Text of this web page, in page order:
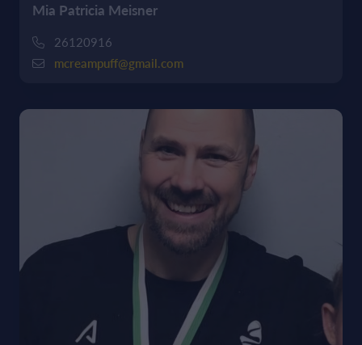
Mia Patricia Meisner
26120916
mcreampuff@gmail.com